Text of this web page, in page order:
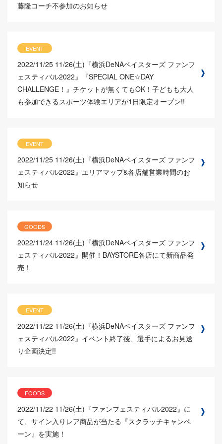
藤隆コーチ不参加のお知らせ
EVENT
2022/11/25 11/26(土)『横浜DeNAベイスターズ ファンフ
ェスティバル2022』『SPECIAL ONE☆DAY
CHALLENGE！』チケットが無くてもOK！子どもも大人
も参加できるスポーツ体験エリアが1日限定オープン!!
EVENT
2022/11/25 11/26(土)『横浜DeNAベイスターズ ファンフ
ェスティバル2022』エリアマップ&各店舗営業時間のお
知らせ
GOODS
2022/11/24 11/26(土)『横浜DeNAベイスターズ ファンフ
ェスティバル2022』開催！BAYSTORE各店にて新商品発
売！
EVENT
2022/11/22 11/26(土)『横浜DeNAベイスターズ ファンフ
ェスティバル2022』イベント終了後、選手によるお見送
り企画決定!!
FOODS
2022/11/22 11/26(土)『ファンフェスティバル2022』に
て、サイン入りレア商品が当たる『スクラッチキャンペ
ーン』を実施！